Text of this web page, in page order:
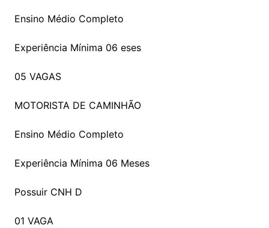
Ensino Médio Completo
Experiência Mínima 06 eses
05 VAGAS
MOTORISTA DE CAMINHÃO
Ensino Médio Completo
Experiência Mínima 06 Meses
Possuir CNH D
01 VAGA